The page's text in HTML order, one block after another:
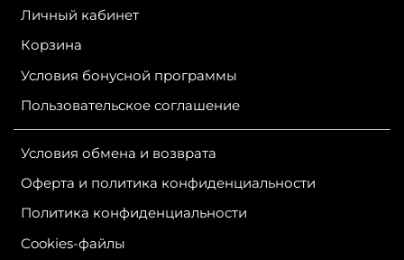
Личный кабинет
Корзина
Условия бонусной программы
Пользовательское соглашение
Условия обмена и возврата
Оферта и политика конфиденциальности
Политика конфиденциальности
Сookies-файлы